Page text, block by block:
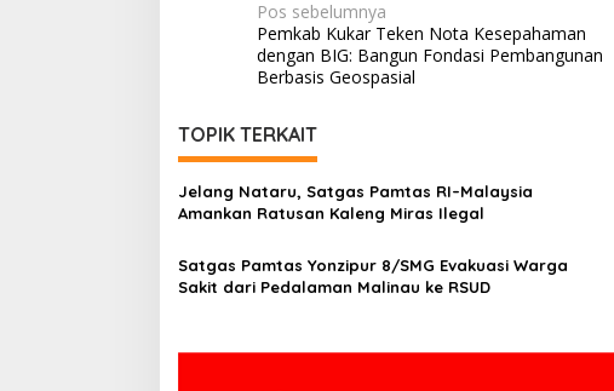
Navigasi
pos
Pos sebelumnya
Pemkab Kukar Teken Nota Kesepahaman
dengan BIG: Bangun Fondasi Pembangunan
Berbasis Geospasial
TOPIK TERKAIT
Jelang Nataru, Satgas Pamtas RI–Malaysia
Amankan Ratusan Kaleng Miras Ilegal
Satgas Pamtas Yonzipur 8/SMG Evakuasi Warga
Sakit dari Pedalaman Malinau ke RSUD